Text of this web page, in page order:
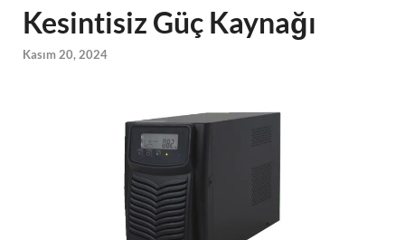
Kesintisiz Güç Kaynağı
Kasım 20, 2024